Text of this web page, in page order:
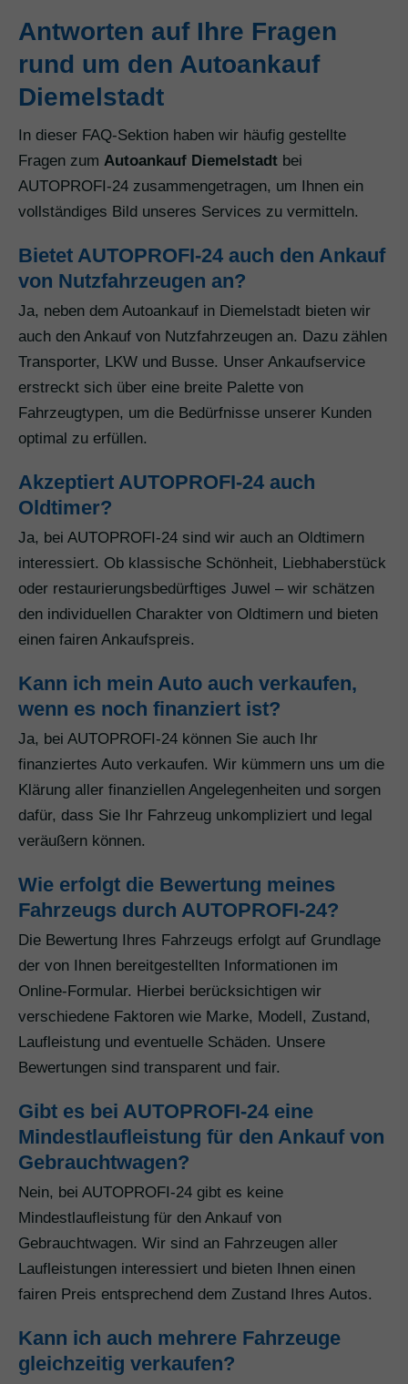
Antworten auf Ihre Fragen
rund um den Autoankauf
Diemelstadt
In dieser FAQ-Sektion haben wir häufig gestellte
Fragen zum Autoankauf Diemelstadt bei
AUTOPROFI-24 zusammengetragen, um Ihnen ein
vollständiges Bild unseres Services zu vermitteln.
Bietet AUTOPROFI-24 auch den Ankauf
von Nutzfahrzeugen an?
Ja, neben dem Autoankauf in Diemelstadt bieten wir
auch den Ankauf von Nutzfahrzeugen an. Dazu zählen
Transporter, LKW und Busse. Unser Ankaufservice
erstreckt sich über eine breite Palette von
Fahrzeugtypen, um die Bedürfnisse unserer Kunden
optimal zu erfüllen.
Akzeptiert AUTOPROFI-24 auch
Oldtimer?
Ja, bei AUTOPROFI-24 sind wir auch an Oldtimern
interessiert. Ob klassische Schönheit, Liebhaberstück
oder restaurierungsbedürftiges Juwel – wir schätzen
den individuellen Charakter von Oldtimern und bieten
einen fairen Ankaufspreis.
Kann ich mein Auto auch verkaufen,
wenn es noch finanziert ist?
Ja, bei AUTOPROFI-24 können Sie auch Ihr
finanziertes Auto verkaufen. Wir kümmern uns um die
Klärung aller finanziellen Angelegenheiten und sorgen
dafür, dass Sie Ihr Fahrzeug unkompliziert und legal
veräußern können.
Wie erfolgt die Bewertung meines
Fahrzeugs durch AUTOPROFI-24?
Die Bewertung Ihres Fahrzeugs erfolgt auf Grundlage
der von Ihnen bereitgestellten Informationen im
Online-Formular. Hierbei berücksichtigen wir
verschiedene Faktoren wie Marke, Modell, Zustand,
Laufleistung und eventuelle Schäden. Unsere
Bewertungen sind transparent und fair.
Gibt es bei AUTOPROFI-24 eine
Mindestlaufleistung für den Ankauf von
Gebrauchtwagen?
Nein, bei AUTOPROFI-24 gibt es keine
Mindestlaufleistung für den Ankauf von
Gebrauchtwagen. Wir sind an Fahrzeugen aller
Laufleistungen interessiert und bieten Ihnen einen
fairen Preis entsprechend dem Zustand Ihres Autos.
Kann ich auch mehrere Fahrzeuge
gleichzeitig verkaufen?